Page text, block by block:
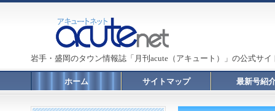
岩手・盛岡のタウン情報誌「月刊acute（アキュート）」の公式サイ
ホーム サイトマップ 最新号紹